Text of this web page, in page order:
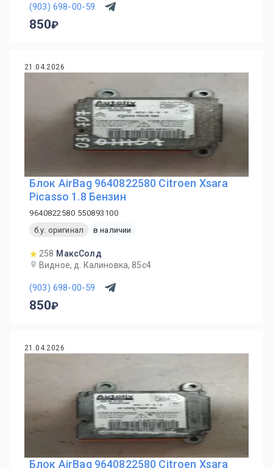
(903) 698-00-59
850
21.04.2026
Блок AirBag 9640822580 Citroen Xsara
Picasso 1.8 Бензин
9640822580 550893100
б.у. оригинал
в наличии
258 МаксСолд
Видное, д. Калиновка, 85с4
(903) 698-00-59
850
21.04.2026
Блок AirBag 9640822580 Citroen Xsara